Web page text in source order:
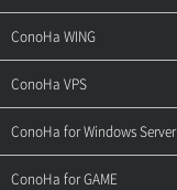
サポートトップ
ご契約・お支払い
用語集
ConoHa WING
サポートトップ
ご利用ガイド
ConoHa VPS
サポートトップ
ご利用ガイド
ConoHa for Windows Server
サポートトップ
ConoHa for GAME